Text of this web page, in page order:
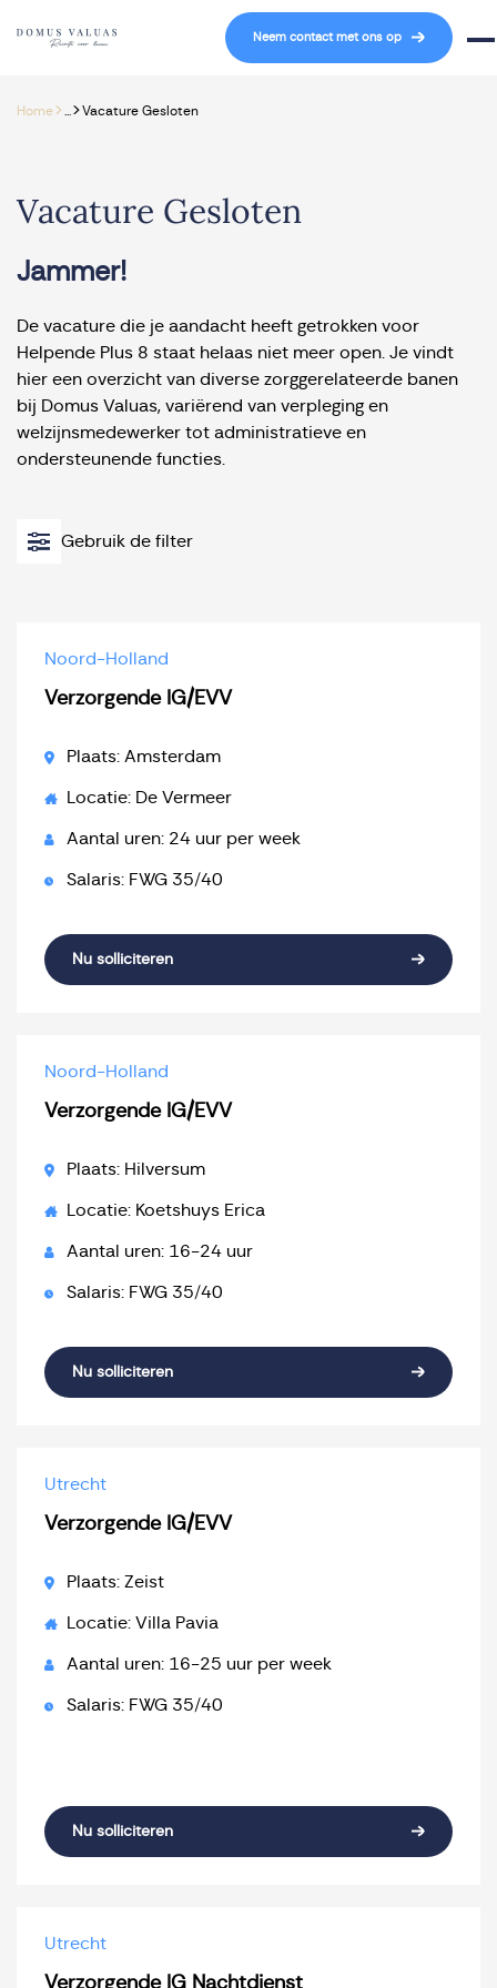
Navigatie overslaan
Neem contact met ons op
Home> >Vacature Gesloten
Vacature Gesloten
Jammer!
De vacature die je aandacht heeft getrokken voor
Helpende Plus 8 staat helaas niet meer open. Je vindt
hier een overzicht van diverse zorggerelateerde banen
bij Domus Valuas, variërend van verpleging en
welzijnsmedewerker tot administratieve en
ondersteunende functies.
Gebruik de filter
Noord-Holland
Verzorgende IG/EVV
Plaats: Amsterdam
Locatie: De Vermeer
Aantal uren: 24 uur per week
Salaris: FWG 35/40
Nu solliciteren
Noord-Holland
Verzorgende IG/EVV
Plaats: Hilversum
Locatie: Koetshuys Erica
Aantal uren: 16-24 uur
Salaris: FWG 35/40
Nu solliciteren
Utrecht
Verzorgende IG/EVV
Plaats: Zeist
Locatie: Villa Pavia
Aantal uren: 16-25 uur per week
Salaris: FWG 35/40
Nu solliciteren
Utrecht
Verzorgende IG Nachtdienst